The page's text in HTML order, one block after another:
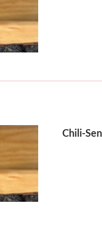
Chili-